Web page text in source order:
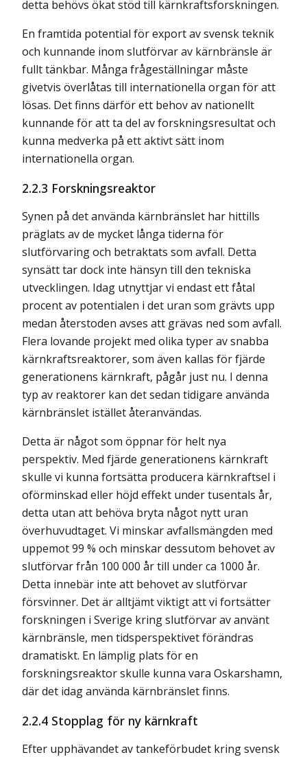
detta behövs ökat stöd till kärnkraftsforskningen.
En framtida potential för export av svensk teknik
och kunnande inom slutförvar av kärnbränsle är
fullt tänkbar. Många frågeställningar måste
givetvis överlåtas till internationella organ för att
lösas. Det finns därför ett behov av nationellt
kunnande för att ta del av forskningsresultat och
kunna medverka på ett aktivt sätt inom
internationella organ.
2.2.3 Forskningsreaktor
Synen på det använda kärnbränslet har hittills
präglats av de mycket långa tiderna för
slutförvaring och betraktats som avfall. Detta
synsätt tar dock inte hänsyn till den tekniska
utvecklingen. Idag utnyttjar vi endast ett fåtal
procent av potentialen i det uran som grävts upp
medan återstoden avses att grävas ned som avfall.
Flera lovande projekt med olika typer av snabba
kärnkraftsreaktorer, som även kallas för fjärde
generationens kärnkraft, pågår just nu. I denna
typ av reaktorer kan det sedan tidigare använda
kärnbränslet istället återanvändas.
Detta är något som öppnar för helt nya
perspektiv. Med fjärde generationens kärnkraft
skulle vi kunna fortsätta producera kärnkraftsel i
oförminskad eller höjd effekt under tusentals år,
detta utan att behöva bryta något nytt uran
överhuvudtaget. Vi minskar avfallsmängden med
uppemot 99 % och minskar dessutom behovet av
slutförvar från 100 000 år till under ca 1000 år.
Detta innebär inte att behovet av slutförvar
försvinner. Det är alltjämt viktigt att vi fortsätter
forskningen i Sverige kring slutförvar av använt
kärnbränsle, men tidsperspektivet förändras
dramatiskt. En lämplig plats för en
forskningsreaktor skulle kunna vara Oskarshamn,
där det idag använda kärnbränslet finns.
2.2.4 Stopplag för ny kärnkraft
Efter upphävandet av tankeförbudet kring svensk